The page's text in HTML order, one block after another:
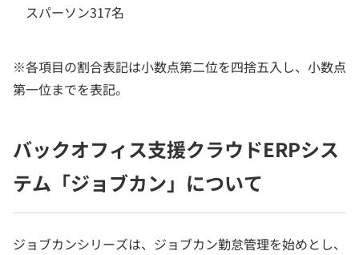
スパーソン317名
※各項目の割合表記は小数点第二位を四捨五入し、小数点
第一位までを表記。
バックオフィス支援クラウドERPシス
テム「ジョブカン」について
ジョブカンシリーズは、ジョブカン勤怠管理を始めとし、